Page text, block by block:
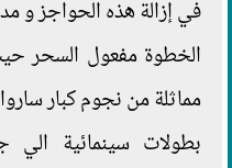
في إزالة هذه الحواجز و مد
الخطوة مفعول السحر
مماثلة من نجوم كبار
بطولات سينمائية